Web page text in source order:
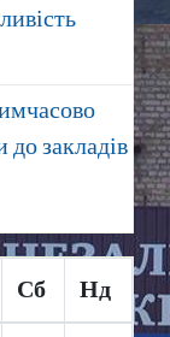
закладів
Сб Нд